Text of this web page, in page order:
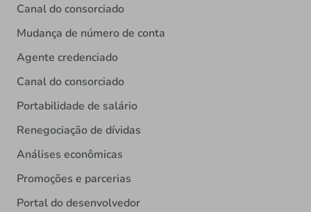
Canal do consorciado
Mudança de número de conta
Agente credenciado
Canal do consorciado
Portabilidade de salário
Renegociação de dívidas
Análises econômicas
Promoções e parcerias
Portal do desenvolvedor